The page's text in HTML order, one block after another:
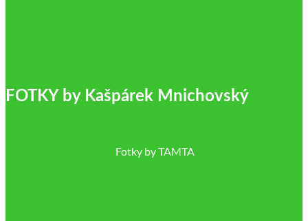
FOTKY by Kašpárek Mnichovský
Fotky by TAMTA